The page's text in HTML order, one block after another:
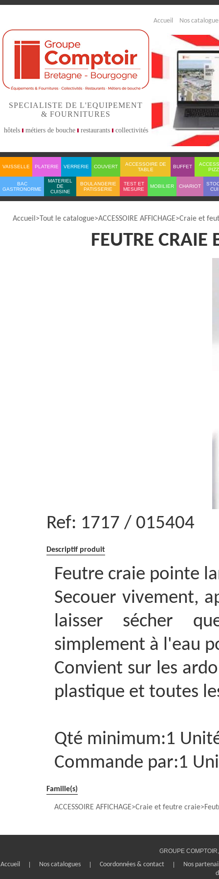
Accueil Nos
SPECIALISTE DE L'EQUIPEMENT
& FOURNITURES
hôtels métiers de bouche restaurants collectivités
VAISSELLE PLATERIE VERRERIE COUVERT
ACCESSOIRE DE
TABLE
BUFFET
BAC
GASTRONORME
MATERIEL
DE
CUISINE
BOULANGERIE
PATISSERIE
TEST ET
MESURE
MOBILIER CHARIOT
Accueil Tout le catalogue ACCESSOIRE AFFICHAGE Craie et
FEUTRE CRAIE
Ref: 1717 / 015404
Descriptif produit
Feutre craie pointe
Secouer vivement,
laisser sécher
simplement à l'eau
Convient sur les
plastique et toutes
Qté minimum:1
Commande par:1
Famille(s)
ACCESSOIRE AFFICHAGE Craie et feutre craie
GROUPE
Accueil Nos catalogues Coordonnées & contact
Nos